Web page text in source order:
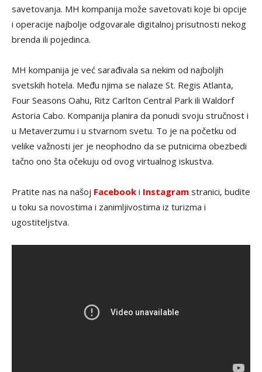
savetovanja. MH kompanija može savetovati koje bi opcije
i operacije najbolje odgovarale digitalnoj prisutnosti nekog
brenda ili pojedinca.
MH kompanija je već sarađivala sa nekim od najboljih
svetskih hotela. Među njima se nalaze St. Regis Atlanta,
Four Seasons Oahu, Ritz Carlton Central Park ili Waldorf
Astoria Cabo. Kompanija planira da ponudi svoju stručnost i
u Metaverzumu i u stvarnom svetu. To je na početku od
velike važnosti jer je neophodno da se putnicima obezbedi
tačno ono šta očekuju od ovog virtualnog iskustva.
Pratite nas na našoj Facebook i Instagram stranici, budite
u toku sa novostima i zanimljivostima iz turizma i
ugostiteljstva.